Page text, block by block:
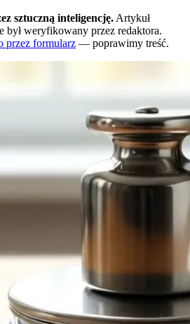
sztuczną inteligencję. Artykuł
był weryfikowany przez redaktora.
przez formularz — poprawimy treść.